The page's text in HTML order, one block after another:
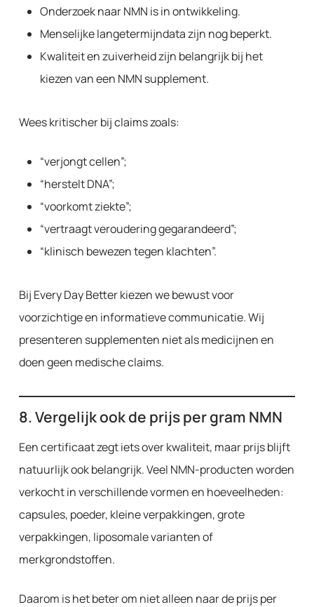
Onderzoek naar NMN is in ontwikkeling.
Menselijke langetermijndata zijn nog beperkt.
Kwaliteit en zuiverheid zijn belangrijk bij het
kiezen van een NMN supplement.
Wees kritischer bij claims zoals:
“verjongt cellen”;
“herstelt DNA”;
“voorkomt ziekte”;
“vertraagt veroudering gegarandeerd”;
“klinisch bewezen tegen klachten”.
Bij Every Day Better kiezen we bewust voor
voorzichtige en informatieve communicatie. Wij
presenteren supplementen niet als medicijnen en
doen geen medische claims.
8. Vergelijk ook de prijs per gram NMN
Een certificaat zegt iets over kwaliteit, maar prijs blijft
natuurlijk ook belangrijk. Veel NMN-producten worden
verkocht in verschillende vormen en hoeveelheden:
capsules, poeder, kleine verpakkingen, grote
verpakkingen, liposomale varianten of
merkgrondstoffen.
Daarom is het beter om niet alleen naar de prijs per